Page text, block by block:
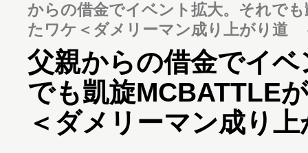
からの借金でイベント拡大。それで
たワケ＜ダメリーマン成り上がり道
父親からの借金でイ
でも凱旋MCBATTLE
＜ダメリーマン成り